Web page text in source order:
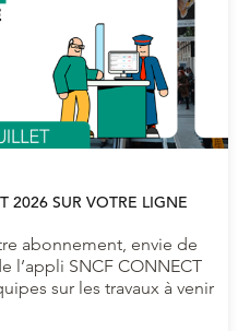
2026 SUR VOTRE LIGNE
abonnement, envie de
l’appli SNCF CONNECT
sur les travaux à venir